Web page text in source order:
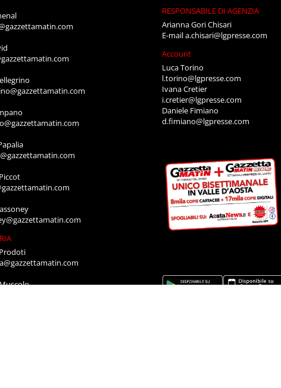
RESPONSABILE DI AGENZIA
Arianna Gori Chisari
E-maila.chisari@lgpresse.com
Account
Luca Torino
l.torino@lgpresse.com
Ivana Cretier
i.cretier@lgpresse.com
Daniele Fimiano
d.fimiano@lgpresse.com